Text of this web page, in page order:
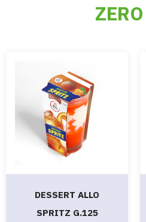
DESSERT ALLO
SPRITZ G.125